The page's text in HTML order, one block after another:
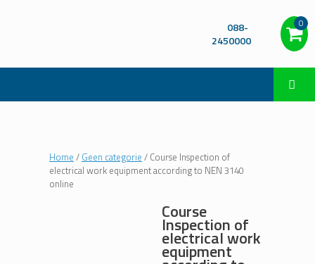
088-
2450000
0
Home / Geen categorie / Course Inspection of
electrical work equipment according to NEN 3140
online
Course
Inspection of
electrical work
equipment